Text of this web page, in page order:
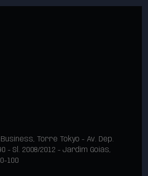
Torre Tokyo - Av. Dep.
- Sl. 2008/2012 - Jardim Goiás,
100